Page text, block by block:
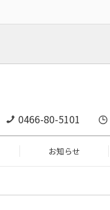
0466-80-5101
お知らせ